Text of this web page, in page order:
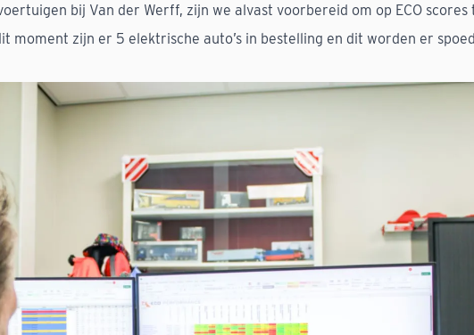
bij Van der Werff, zijn we alvast voorbereid om op ECO scores
moment zijn er 5 elektrische auto’s in bestelling en dit worden er